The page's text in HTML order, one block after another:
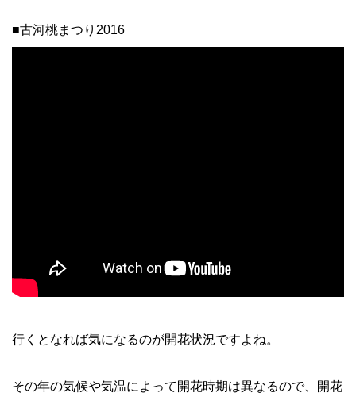
■古河桃まつり2016
行くとなれば気になるのが開花状況ですよね。
その年の気候や気温によって開花時期は異なるので、開花